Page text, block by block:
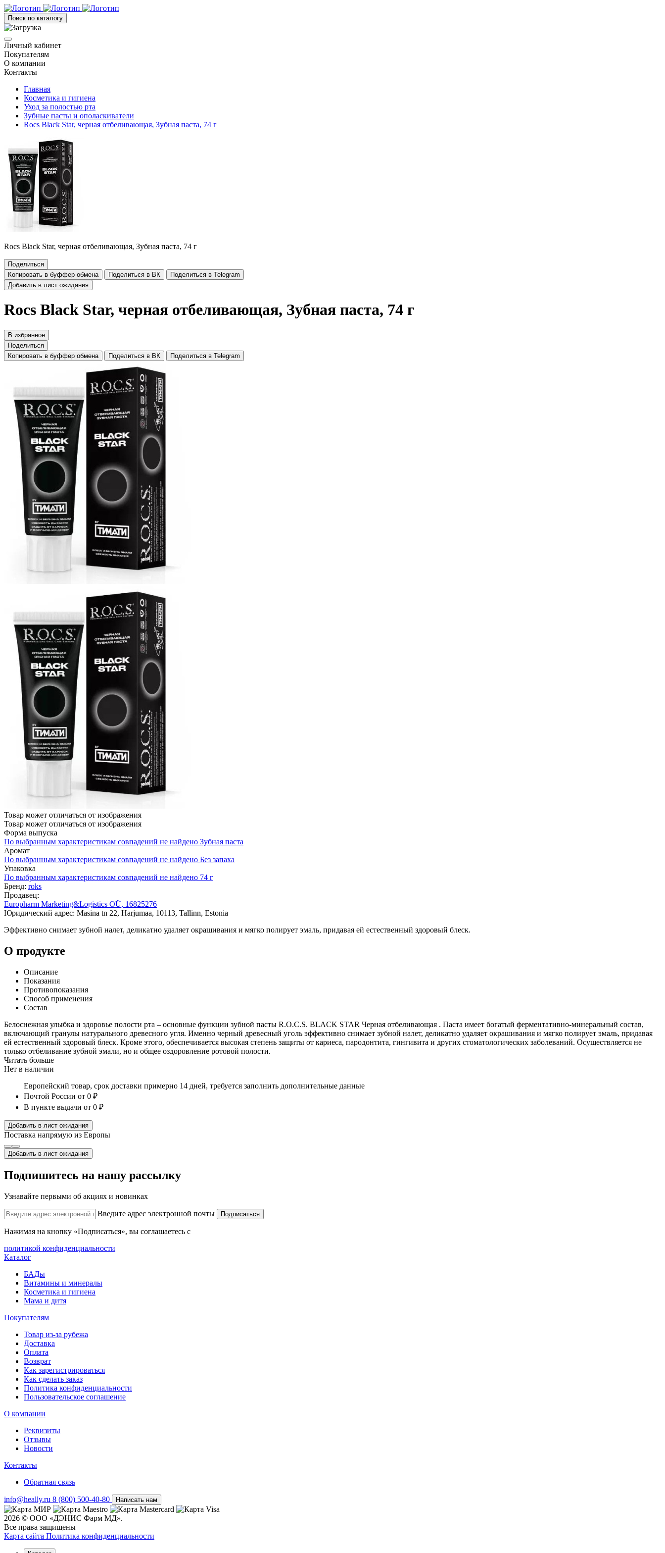
Поиск по каталогу
Личный кабинет
Покупателям
О компании
Контакты
Главная
Косметика и гигиена
Уход за полостью рта
Зубные пасты и ополаскиватели
Rocs Black Star, черная отбеливающая, Зубная паста, 74 г
Rocs Black Star, черная отбеливающая, Зубная паста, 74 г
Поделиться
Копировать в буффер обмена
Поделиться в ВК
Поделиться в Telegram
Добавить в лист ожидания
Rocs Black Star, черная отбеливающая, Зубная паста, 74 г
В избранное
Поделиться
Копировать в буффер обмена
Поделиться в ВК Поделиться в Telegram
Товар может отличаться от изображения
Товар может отличаться от изображения
Форма выпуска
По выбранным характеристикам совпадений не найдено Зубная паста
Аромат
По выбранным характеристикам совпадений не найдено Без запаха
Упаковка
По выбранным характеристикам совпадений не найдено 74 г
Бренд: roks
Продавец:
Europharm Marketing&Logistics OÜ, 16825276
Юридический адрес: Masina tn 22, Harjumaa, 10113, Tallinn, Estonia
Эффективно снимает зубной налет, деликатно удаляет окрашивания и мягко полирует эмаль, придавая ей естественный здоровый блеск.
О продукте
Описание
Показания
Противопоказания
Способ применения
Состав
Белоснежная улыбка и здоровье полости рта – основные функции зубной пасты R.O.C.S. BLACK STAR Черная отбеливающая . Паста имеет богатый ферментативно-минеральный состав,
включающий гранулы натурального древесного угля. Именно черный древесный уголь эффективно снимает зубной налет, деликатно удаляет окрашивания и мягко полирует эмаль, придавая
ей естественный здоровый блеск. Кроме этого, обеспечивается высокая степень защиты от кариеса, пародонтита, гингивита и других стоматологических заболеваний. Осуществляется не
только отбеливание зубной эмали, но и общее оздоровление ротовой полости.
Читать больше
Нет в наличии
Европейский товар, срок доставки примерно 14 дней, требуется заполнить дополнительные данные
Почтой России от 0 ₽
В пункте выдачи от 0 ₽
Добавить в лист ожидания
Поставка напрямую из Европы
Добавить в лист ожидания
Подпишитесь на нашу рассылку
Узнавайте первыми об акциях и новинках
Введите адрес электронной почты Подписаться
Нажимая на кнопку «Подписаться», вы соглашаетесь с
политикой конфиденциальности
Каталог
БАДы
Витамины и минералы
Косметика и гигиена
Мама и дитя
Покупателям
Товар из-за рубежа
Доставка
Оплата
Возврат
Как зарегистрироваться
Как сделать заказ
Политика конфиденциальности
Пользовательское соглашение
О компании
Реквизиты
Отзывы
Новости
Контакты
Обратная связь
info@heally.ru 8 (800) 500-40-80 Написать нам
2026 © ООО «ДЭНИС Фарм МД».
Все права защищены
Карта сайта Политика конфиден­циальности